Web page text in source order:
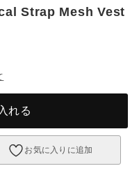
Strap Mesh Vest
れる
お気に入りに追加